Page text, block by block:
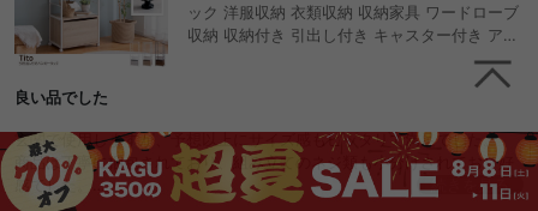
ック 洋服収納 衣類収納 収納家具 ワードローブ
収納 収納付き 引出し付き キャスター付き アジ
ャスター付き 一人暮らし ワンルーム コンパク
ト 可動棚 棚 スリム 木目調 白 おしゃれ 6段 6
良い品でした
玄関で使用しますが、予想以上にサイズ感もピッタリで満足でした。
商品は丁寧に梱包されており、組み立てのネジ類も小分けされており好
感でした。
組立は、ある程度の経験があれば1時間あれば十分可能と思います。
続きを見る